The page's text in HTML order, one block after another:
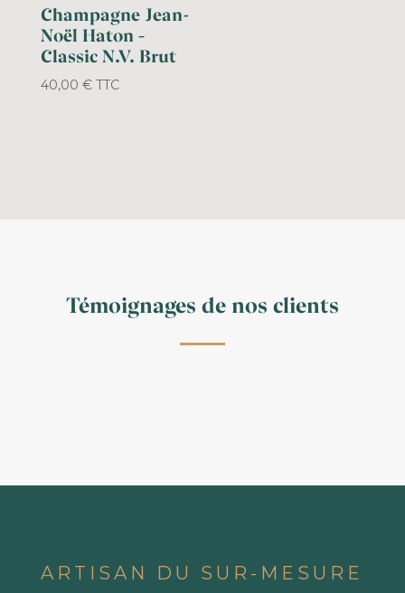
Champagne Jean-
Noël Haton –
Classic N.V. Brut
40,00 € TTC
Témoignages de nos clients
ARTISAN DU SUR-MESURE